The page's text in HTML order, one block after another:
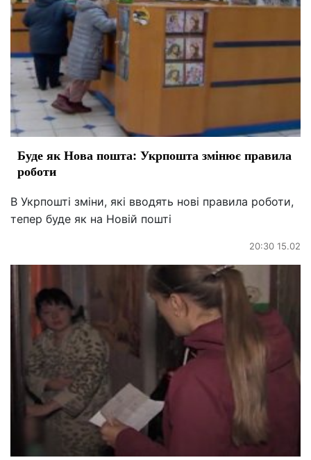
Буде як Нова пошта: Укрпошта змінює правила
роботи
В Укрпошті зміни, які вводять нові правила роботи,
тепер буде як на Новій пошті
20:30 15.02